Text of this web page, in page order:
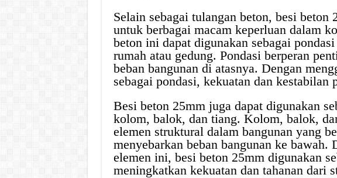
Selain sebagai tulangan beton, besi beton
untuk berbagai macam keperluan dalam
beton ini dapat digunakan sebagai
rumah atau gedung. Pondasi berperan
beban bangunan di atasnya. Dengan
sebagai pondasi, kekuatan dan kestabilan
Besi beton 25mm juga dapat digunakan
kolom, balok, dan tiang. Kolom, balok,
elemen struktural dalam bangunan yang
menyebarkan beban bangunan ke bawah.
elemen ini, besi beton 25mm digunakan
meningkatkan kekuatan dan tahanan dari